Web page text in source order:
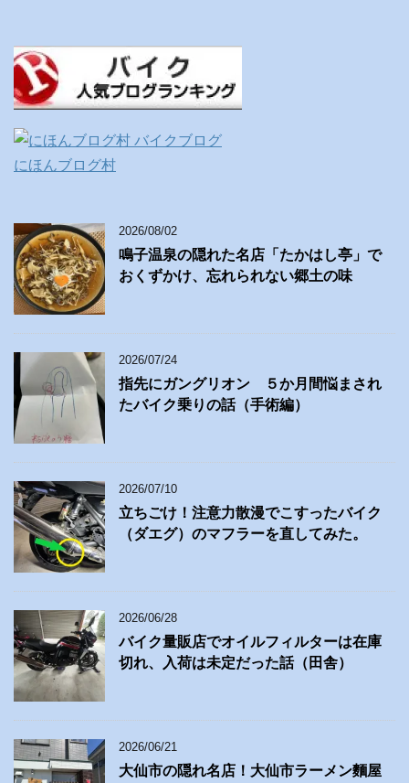
にほんブログ村
2026/08/02
鳴子温泉の隠れた名店「たかはし亭」で
おくずかけ、忘れられない郷土の味
2026/07/24
指先にガングリオン ５か月間悩まされ
たバイク乗りの話（手術編）
2026/07/10
立ちごけ！注意力散漫でこすったバイク
（ダエグ）のマフラーを直してみた。
2026/06/28
バイク量販店でオイルフィルターは在庫
切れ、入荷は未定だった話（田舎）
2026/06/21
大仙市の隠れ名店！大仙市ラーメン麵屋